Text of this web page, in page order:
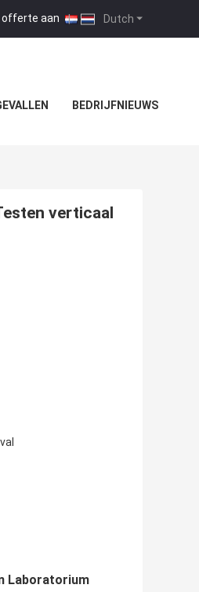
Dutch
offerte aan |
BEDRIJFNIEUWS
verticaal
Laboratorium